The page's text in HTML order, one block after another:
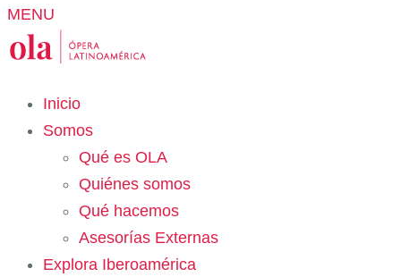
MENU
Inicio
Somos
Qué es OLA
Quiénes somos
Qué hacemos
Asesorías Externas
Explora Iberoamérica